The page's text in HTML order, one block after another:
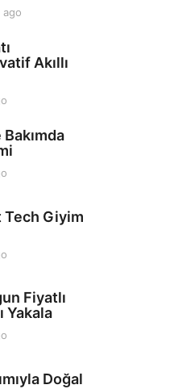
ago
aAkıllı
y
a
Tech Giyim
a
g
Fiyatlı
Yakala
a
Doğal